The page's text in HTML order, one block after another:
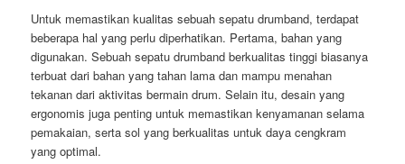
Untuk memastikan kualitas sebuah sepatu drumband, terdapat
beberapa hal yang perlu diperhatikan. Pertama, bahan yang
digunakan. Sebuah sepatu drumband berkualitas tinggi biasanya
terbuat dari bahan yang tahan lama dan mampu menahan
tekanan dari aktivitas bermain drum. Selain itu, desain yang
ergonomis juga penting untuk memastikan kenyamanan selama
pemakaian, serta sol yang berkualitas untuk daya cengkram
yang optimal.